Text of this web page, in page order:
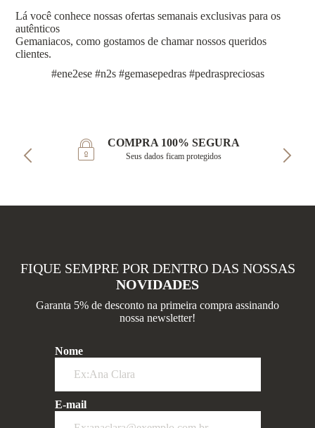
Lá você conhece nossas ofertas semanais exclusivas para os
autênticos
Gemaniacos, como gostamos de chamar nossos queridos
clientes.
#ene2ese #n2s #gemasepedras #pedraspreciosas
COMPRA 100% SEGURA
Seus dados ficam protegidos
FIQUE SEMPRE POR DENTRO DAS NOSSAS
NOVIDADES
Garanta 5% de desconto na primeira compra assinando
nossa newsletter!
Nome
E-mail